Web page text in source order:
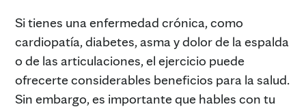
Si tienes una enfermedad crónica, como
cardiopatía, diabetes, asma y dolor de la espalda
o de las articulaciones, el ejercicio puede
ofrecerte considerables beneficios para la salud.
Sin embargo, es importante que hables con tu